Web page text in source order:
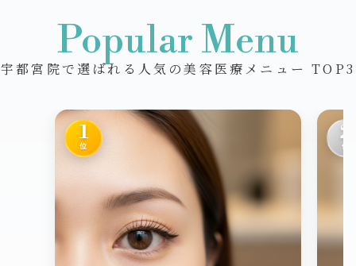
Popular Menu
宇都宮院で選ばれる人気の美容医療メニュー TOP3
1
位
2
位